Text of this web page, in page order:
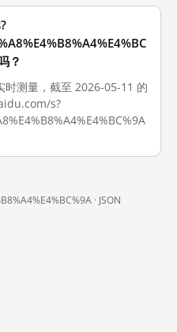
？
测量，截至 2026-05-11 的
s?
· JSON